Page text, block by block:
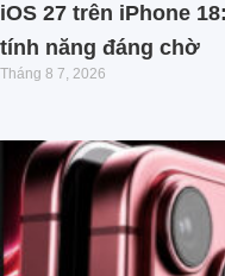
iOS 27 trên iPhone
tính năng đáng chờ
Tháng 8 7, 2026